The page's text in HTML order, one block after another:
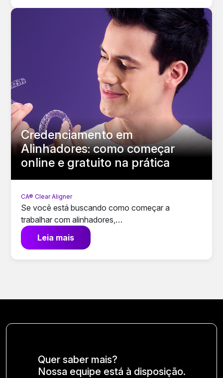
Credenciamento em
Alinhadores: como começar
online e gratuito na prática
CA® Clear Aligner
Se você está buscando como começar a
trabalhar com alinhadores,…
Leia mais
Quer saber mais?
Nossa equipe está à disposição.